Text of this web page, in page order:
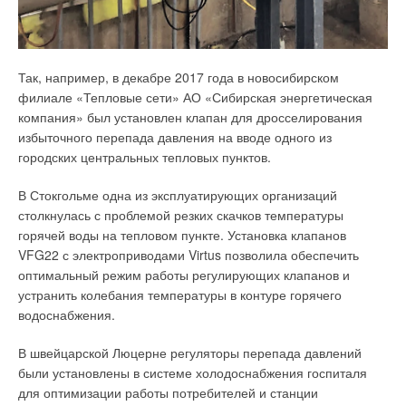
Так, например, в декабре 2017 года в новосибирском
филиале «Тепловые сети» АО «Сибирская энергетическая
компания» был установлен клапан для дросселирования
избыточного перепада давления на вводе одного из
городских центральных тепловых пунктов.
В Стокгольме одна из эксплуатирующих организаций
столкнулась с проблемой резких скачков температуры
горячей воды на тепловом пункте. Установка клапанов
VFG22 с электроприводами Virtus позволила обеспечить
оптимальный режим работы регулирующих клапанов и
устранить колебания температуры в контуре горячего
водоснабжения.
В швейцарской Люцерне регуляторы перепада давлений
были установлены в системе холодоснабжения госпиталя
для оптимизации работы потребителей и станции
производителя систем автоматизации следует принять во
внимание, что наиболее востребованные на российском
семейства c.pCO начиная с 2018 года производятся в
России. Продолжая долгосрочную стратегию развития на
российском рынке, компания CAREL инвестирует в
производство компонентов систем автоматизации в России,
сделав их ещё более доступными для заказчиков из РФ и
Производимые в Российской Федерации свободно
программируемые контроллеры серий PR+D* и PR+P*
полностью совместимы с импортируемыми много лет
изделиями семейства c.pCOmini в аппаратном и
программном плане. Также производимая в России серия
c.pCOmini имеет необходимые сертификаты, адаптирована к
союза, а также к специфике рынка России и стран
Таможенного союза.